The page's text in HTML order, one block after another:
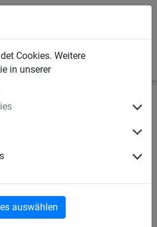
Cookies. Weitere
in unserer
auswählen
aus
4 mm stark,
40 mm